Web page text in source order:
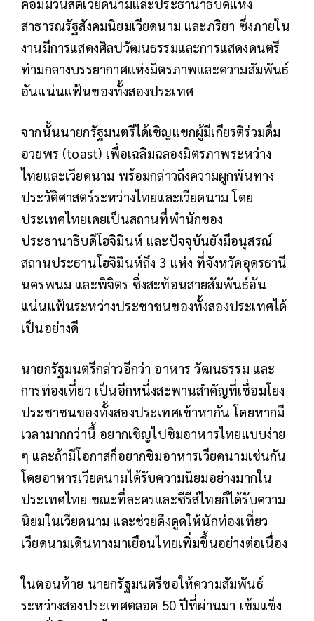
สาธารณรัฐสังคมนิยมเวียดนาม และภริยา ซึ่งภายใน
งานมีการแสดงศิลปวัฒนธรรมและการแสดงดนตรี
ท่ามกลางบรรยากาศแห่งมิตรภาพและความสัมพันธ์
อันแน่นแฟ้นของทั้งสองประเทศ
จากนั้นนายกรัฐมนตรีได้เชิญแขกผู้มีเกียรติร่วมดื่ม
อวยพร (toast) เพื่อเฉลิมฉลองมิตรภาพระหว่าง
ไทยและเวียดนาม พร้อมกล่าวถึงความผูกพันทาง
ประวัติศาสตร์ระหว่างไทยและเวียดนาม โดย
ประเทศไทยเคยเป็นสถานที่พำนักของ
ประธานาธิบดีโฮจิมินห์ และปัจจุบันยังมีอนุสรณ์
สถานประธานโฮจิมินห์ถึง 3 แห่ง ที่จังหวัดอุดรธานี
นครพนม และพิจิตร ซึ่งสะท้อนสายสัมพันธ์อัน
แน่นแฟ้นระหว่างประชาชนของทั้งสองประเทศได้
เป็นอย่างดี
นายกรัฐมนตรีกล่าวอีกว่า อาหาร วัฒนธรรม และ
การท่องเที่ยว เป็นอีกหนึ่งสะพานสำคัญที่เชื่อมโยง
ประชาชนของทั้งสองประเทศเข้าหากัน โดยหากมี
เวลามากกว่านี้ อยากเชิญไปชิมอาหารไทยแบบง่าย
ๆ และถ้ามีโอกาสก็อยากชิมอาหารเวียดนามเช่นกัน
โดยอาหารเวียดนามได้รับความนิยมอย่างมากใน
ประเทศไทย ขณะที่ละครและซีรีส์ไทยก็ได้รับความ
นิยมในเวียดนาม และช่วยดึงดูดให้นักท่องเที่ยว
เวียดนามเดินทางมาเยือนไทยเพิ่มขึ้นอย่างต่อเนื่อง
ในตอนท้าย นายกรัฐมนตรีขอให้ความสัมพันธ์
ระหว่างสองประเทศตลอด 50 ปีที่ผ่านมา เข้มแข็ง